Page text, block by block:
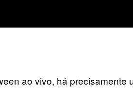
ao vivo, há precisamente